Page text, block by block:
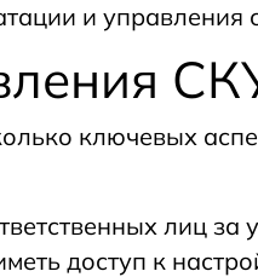
и управления
ключевых
лиц за
доступ к